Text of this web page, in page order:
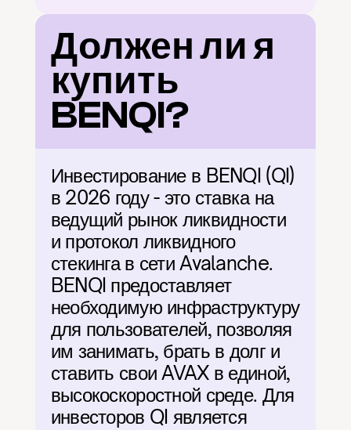
Должен ли я
купить
BENQI?
Инвестирование в BENQI (QI)
в 2026 году - это ставка на
ведущий рынок ликвидности
и протокол ликвидного
стекинга в сети Avalanche.
BENQI предоставляет
необходимую инфраструктуру
для пользователей, позволяя
им занимать, брать в долг и
ставить свои AVAX в единой,
высокоскоростной среде. Для
инвесторов QI является